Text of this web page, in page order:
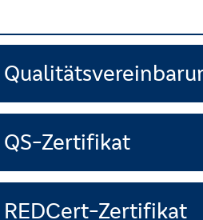
QS-Zertifikat
REDCert-Zertifikat